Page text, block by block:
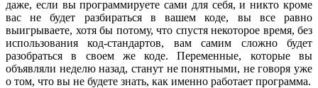
даже, если вы программируете сами для себя, и никто кроме
вас не будет разбираться в вашем коде, вы все равно
выигрываете, хотя бы потому, что спустя некоторое время, без
использования код-стандартов, вам самим сложно будет
разобраться в своем же коде. Переменные, которые вы
объявляли неделю назад, станут не понятными, не говоря уже
о том, что вы не будете знать, как именно работает программа.